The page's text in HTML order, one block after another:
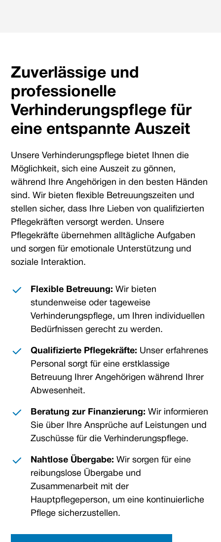
Zuverlässige und
professionelle
Verhinderungspflege für
eine entspannte Auszeit
Unsere Verhinderungspflege bietet Ihnen die
Möglichkeit, sich eine Auszeit zu gönnen,
während Ihre Angehörigen in den besten Händen
sind. Wir bieten flexible Betreuungszeiten und
stellen sicher, dass Ihre Lieben von qualifizierten
Pflegekräften versorgt werden. Unsere
Pflegekräfte übernehmen alltägliche Aufgaben
und sorgen für emotionale Unterstützung und
soziale Interaktion.
Flexible Betreuung: Wir bieten
stundenweise oder tageweise
Verhinderungspflege, um Ihren individuellen
Bedürfnissen gerecht zu werden.
Qualifizierte Pflegekräfte: Unser erfahrenes
Personal sorgt für eine erstklassige
Betreuung Ihrer Angehörigen während Ihrer
Abwesenheit.
Beratung zur Finanzierung: Wir informieren
Sie über Ihre Ansprüche auf Leistungen und
Zuschüsse für die Verhinderungspflege.
Nahtlose Übergabe: Wir sorgen für eine
reibungslose Übergabe und
Zusammenarbeit mit der
Hauptpflegeperson, um eine kontinuierliche
Pflege sicherzustellen.